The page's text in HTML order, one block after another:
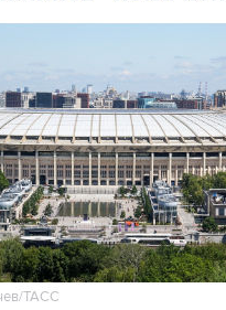
ТАСС